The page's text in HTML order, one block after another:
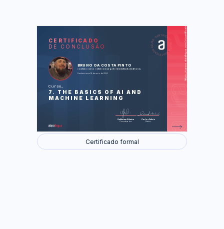
CERTIFICADO
DE CONCLUSÃO
BRUNO DA COSTA PINTO
concluiu o curso online com carga horária estimada em 4 horas.
Finalizado em 14 de maio de 2024
Curso
7. THE BASICS OF AI AND
MACHINE LEARNING
Guilherme Silveira
Coordenador
Carlos Felício
Diretor
LAS
The basics of AI and Machine Learning
Certificado formal